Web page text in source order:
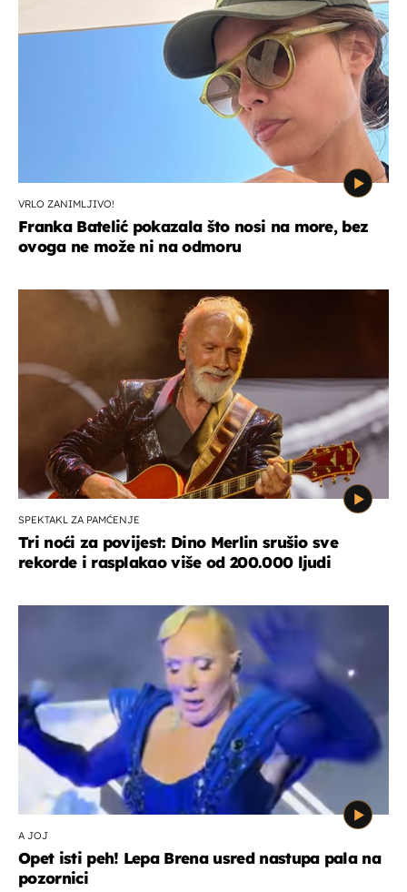
VRLO ZANIMLJIVO!
Franka Batelić pokazala što nosi na more, bez
ovoga ne može ni na odmoru
SPEKTAKL ZA PAMĆENJE
Tri noći za povijest: Dino Merlin srušio sve
rekorde i rasplakao više od 200.000 ljudi
A JOJ
Opet isti peh! Lepa Brena usred nastupa pala na
pozornici